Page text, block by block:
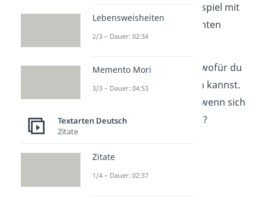
wär’s denn zum Beispiel mit
einem selbstgemachten
Traumfänger?
Jetzt weißt du, wie und wofür du
Menschen Danke sagen kannst.
Doch wie reagierst du, wenn sich
jemand
?
Lebensweisheiten
2/3 – Dauer: 02:34
Memento Mori
3/3 – Dauer: 04:53
Textarten Deutsch
Zitate
Zitate
1/4 – Dauer: 02:37